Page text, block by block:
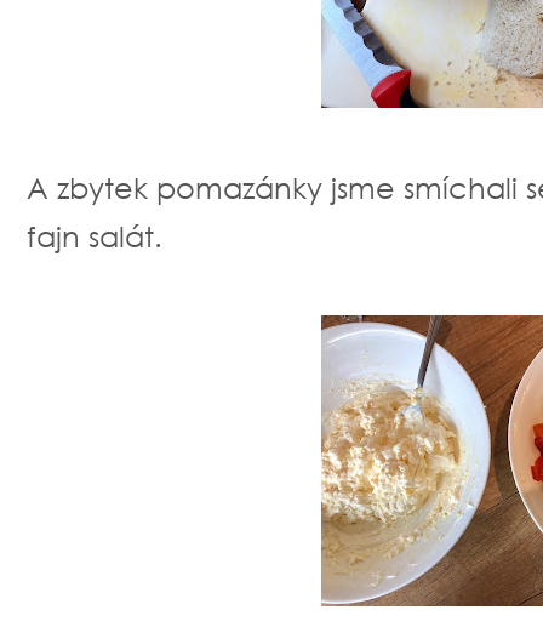
A zbytek pomazánky jsme smíchali
fajn salát.